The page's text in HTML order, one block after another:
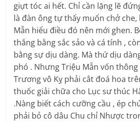
giựt tóc ai hết. Chỉ cần lặng lẽ
là đàn ông tự thấy muốn chở che,
Mẫn hiểu điều đó nên mới ghen.
thắng bằng sắc sảo và cá tính ,
bằng sự dịu dàng. Mà thứ dịu
phó . Nhưng Triệu Mẫn vốn
Trương vô Kỵ phải cắt đoá hoa
thuốc giải chữa cho Lục sư thúc
.Nàng biết cách cưỡng cầu , ép
phải bỏ cô dâu Chu chỉ Nhược